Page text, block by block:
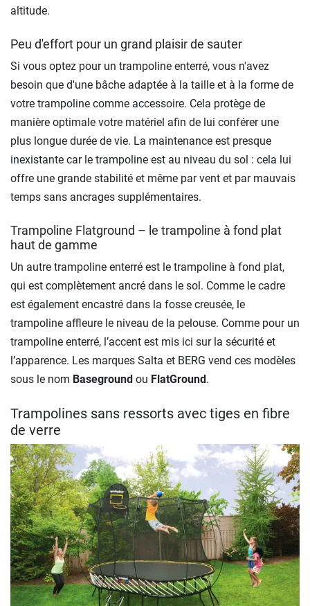
altitude.
Peu d'effort pour un grand plaisir de sauter
Si vous optez pour un trampoline enterré, vous n'avez
besoin que d'une bâche adaptée à la taille et à la forme de
votre trampoline comme accessoire. Cela protège de
manière optimale votre matériel afin de lui conférer une
plus longue durée de vie. La maintenance est presque
inexistante car le trampoline est au niveau du sol : cela lui
offre une grande stabilité et même par vent et par mauvais
temps sans ancrages supplémentaires.
Trampoline Flatground – le trampoline à fond plat
haut de gamme
Un autre trampoline enterré est le trampoline à fond plat,
qui est complètement ancré dans le sol. Comme le cadre
est également encastré dans la fosse creusée, le
trampoline affleure le niveau de la pelouse. Comme pour un
trampoline enterré, l’accent est mis ici sur la sécurité et
l’apparence. Les marques Salta et BERG vend ces modèles
sous le nom Baseground ou FlatGround.
Trampolines sans ressorts avec tiges en fibre
de verre